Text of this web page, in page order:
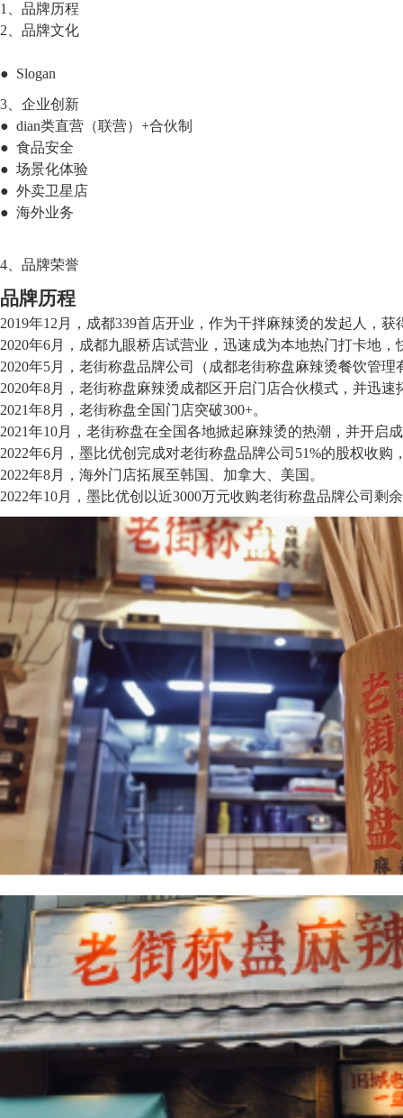
1、品牌历程
2、品牌文化
● Slogan
3、企业创新
● dian类直营（联营）+合伙制
● 食品安全
● 场景化体验
● 外卖卫星店
● 海外业务
4、品牌荣誉
品牌历程
2019年12月，成都339首店开业，作为干拌麻辣烫的发起人，
2020年6月，成都九眼桥店试营业，迅速成为本地热门打卡地，
2020年5月，老街称盘品牌公司（成都老街称盘麻辣烫餐饮管理
2020年8月，老街称盘麻辣烫成都区开启门店合伙模式，并迅速
2021年8月，老街称盘全国门店突破300+。
2021年10月，老街称盘在全国各地掀起麻辣烫的热潮，并开启
2022年6月，墨比优创完成对老街称盘品牌公司51%的股权收购
2022年8月，海外门店拓展至韩国、加拿大、美国。
2022年10月，墨比优创以近3000万元收购老街称盘品牌公司剩